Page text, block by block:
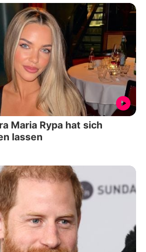
Maria Rypa hat sich
lassen